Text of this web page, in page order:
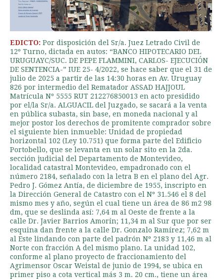
EDICTO: Por disposición del Sr/a. Juez Letrado Civil de
12º Turno, dictada en autos: “BANCO HIPOTECARIO DEL
URUGUAYC/SUC. DE PEPE FLAMMINI, CARLOS- EJECUCIÓN
DE SENTENCIA-” IUE 25- 4/2022, se hace saber que el 31 de
julio de 2025 a partir de las 14:30 horas en Av. Uruguay
826 por intermedio del Rematador ASSAD HAJJOUL
Matrícula Nº 5555 RUT 212276850013 en acto presidido
por el/la Sr/a. ALGUACIL del Juzgado, se sacará a la venta
en pública subasta, sin base, en moneda nacional y al
mejor postor los derechos de promitente comprador sobre
el siguiente bien inmueble: Unidad de propiedad
horizontal 102 (Ley 10.751) que forma parte del Edificio
Portobello, que se levanta en un solar sito en la 2da.
sección judicial del Departamento de Montevideo,
localidad catastral Montevideo, empadronado con el
número 2184, señalado con la letra B en el plano del Agr.
Pedro J. Gómez Antía, de diciembre de 1955, inscripto en
la Dirección General de Catastro con el Nº 31.546 el 8 del
mismo mes y año, según el cual tiene un área de 86 m2 98
dm, que se deslinda así: 7,64 m al Oeste de frente a la
calle Dr. Javier Barrios Amorín; 11,34 m al Sur que por ser
esquina dan frente a la calle Dr. Gonzalo Ramírez; 7,62 m
al Este lindando con parte del padrón Nº 2183 y 11,46 m al
Norte con fracción A del mismo plano. La unidad 102,
conforme al plano proyecto de fraccionamiento del
Agrimensor Oscar Weistal de junio de 1994, se ubica en
primer piso a cota vertical más 3 m. 20 cm., tiene un área